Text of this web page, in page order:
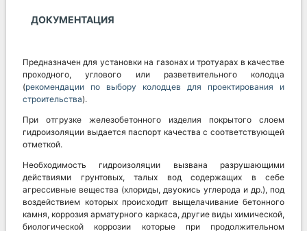
ДОКУМЕНТАЦИЯ
Предназначен для установки на газонах и тротуарах в качестве
проходного, углового или разветвительного колодца
(рекомендации по выбору колодцев для проектирования и
строительства).
При отгрузке железобетонного изделия покрытого слоем
гидроизоляции выдается паспорт качества с соответствующей
отметкой.
Необходимость гидроизоляции вызвана разрушающими
действиями грунтовых, талых вод содержащих в себе
агрессивные вещества (хлориды, двуокись углерода и др.), под
воздействием которых происходит выщелачивание бетонного
камня, коррозия арматурного каркаса, другие виды химической,
биологической коррозии которые при продолжительном